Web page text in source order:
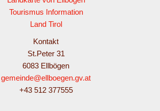
Tourismus Information
Land Tirol
Kontakt
St.Peter 31
6083 Ellbögen
gemeinde@ellboegen.gv.at
+43 512 377555